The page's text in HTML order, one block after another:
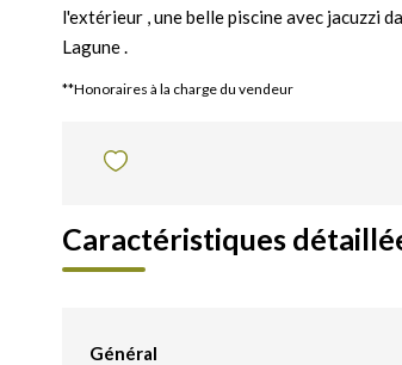
l'extérieur , une belle piscine avec jacuzzi
Lagune .
**Honoraires à la charge du vendeur
Caractéristiques
Général